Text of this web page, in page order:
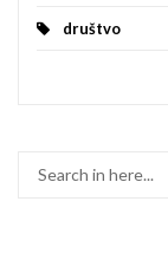
društvo